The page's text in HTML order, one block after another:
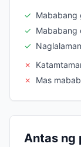
✓ Mababang
✓ Mababang
✓
✗
✗
Mas
Antas ng